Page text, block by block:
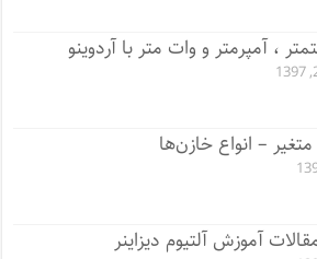
، آمپرمتر و وات متر با آردوینو
– انواع خازن‌ها
آموزش آلتیوم دیزاینر